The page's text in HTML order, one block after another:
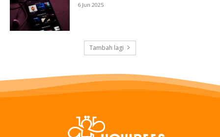
6 Jun 2025
Tambah lagi